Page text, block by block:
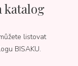
katalog
listovat
BISAKU.